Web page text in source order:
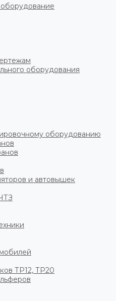
оборудования
оборудованию
и автовышек
ТР12, ТР20